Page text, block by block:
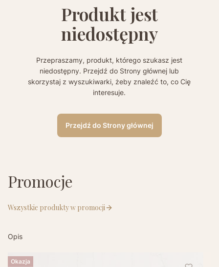
Produkt jest
niedostępny
Przepraszamy, produkt, którego szukasz jest
niedostępny. Przejdź do Strony głównej lub
skorzystaj z wyszukiwarki, żeby znaleźć to, co Cię
interesuje.
Przejdź do Strony głównej
Promocje
Wszystkie produkty w promocji
Opis
Okazja